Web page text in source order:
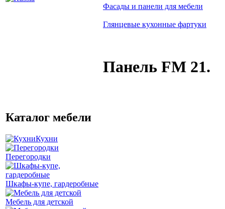
Фасады и панели для мебели
Глянцевые кухонные фартуки
Панель FM 21.
Каталог мебели
Кухни
Перегородки
Шкафы-купе, гардеробные
Мебель для детской